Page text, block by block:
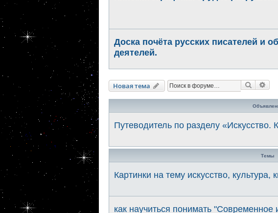
Доска почёта русских писателей и
деятелей.
Новая тема Поиск
Путеводитель по разделу «Искусство.
Темы
Картинки на тему искусство, культура,
как научиться понимать "Современное